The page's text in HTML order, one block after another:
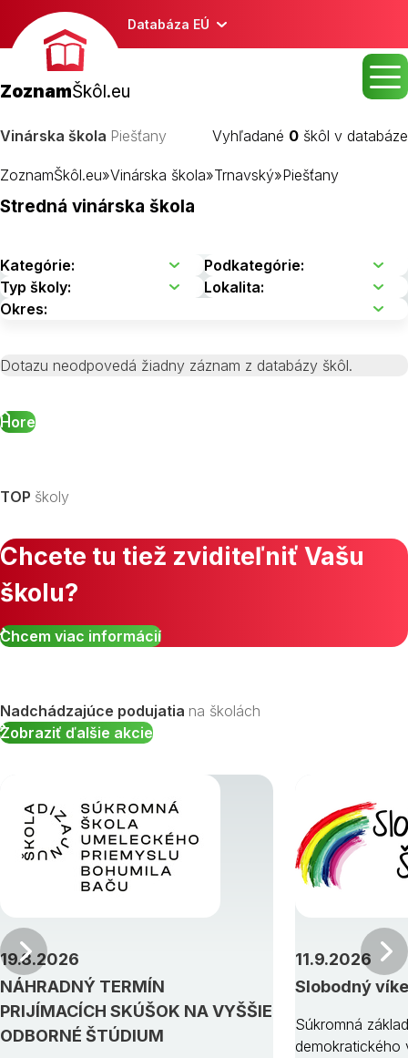
Databáza EÚ
ZoznamŠkôl.eu
Vinárska škola Piešťany Vyhľadané 0 škôl v databáze
ZoznamŠkôl.eu»Vinárska škola»Trnavský»Piešťany
Stredná vinárska škola
Dotazu neodpovedá žiadny záznam z databázy škôl.
Hore
TOP školy
Chcete tu tiež zviditeľniť Vašu
školu?
Chcem viac informácií
Nadchádzajúce podujatia na školách
Zobraziť ďalšie akcie
NÁHRADNÝ TERMÍN
PRIJÍMACÍCH SKÚŠOK NA VYŠŠIE
ODBORNÉ ŠTÚDIUM
19.8.2026
Slobodný
11.9.2026
Súkromná
demokratického
Predchádzajúci